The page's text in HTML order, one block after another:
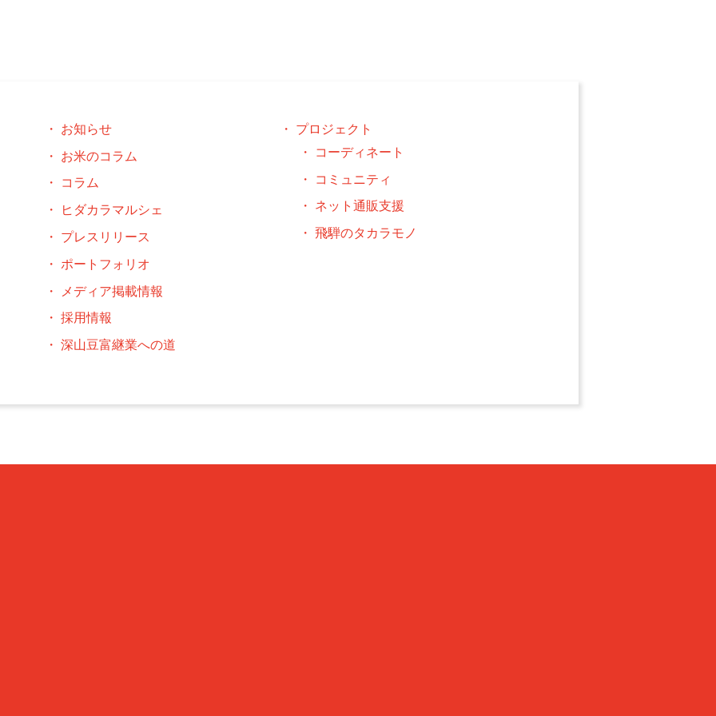
お知らせ
お米のコラム
コラム
ヒダカラマルシェ
プレスリリース
ポートフォリオ
メディア掲載情報
採用情報
深山豆富継業への道
プロジェクト
コーディネート
コミュニティ
ネット通販支援
飛騨のタカラモノ